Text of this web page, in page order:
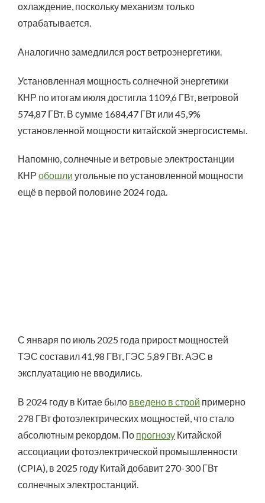
охлаждение, поскольку механизм только
отрабатывается.
Аналогично замедлился рост ветроэнергетики.
Установленная мощность солнечной энергетики
КНР по итогам июля достигла 1109,6 ГВт, ветровой
574,87 ГВт. В сумме 1684,47 ГВт или 45,9%
установленной мощности китайской энергосистемы.
Напомню, солнечные и ветровые электростанции
КНР обошли угольные по установленной мощности
ещё в первой половине 2024 года.
С января по июль 2025 года прирост мощностей
ТЭС составил 41,98 ГВт, ГЭС 5,89 ГВт. АЭС в
эксплуатацию не вводились.
В 2024 году в Китае было введено в строй примерно
278 ГВт фотоэлектрических мощностей, что стало
абсолютным рекордом. По прогнозу Китайской
ассоциации фотоэлектрической промышленности
(CPIA), в 2025 году Китай добавит 270-300 ГВт
солнечных электростанций.